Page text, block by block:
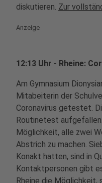
diskutieren. Zur
Anzeige
12:13 Uhr - Rheine:
Am Gymnasium
Mitabeiterin der
Coronavirus getestet.
Routinetest
Möglichkeit, alle zwei
Abstrich zu machen.
Konakt hatten, sind in
Kontaktpersonen gibt
Rheine die Möglichkeit,